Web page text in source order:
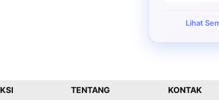
Lihat
TENTANG KONTAK